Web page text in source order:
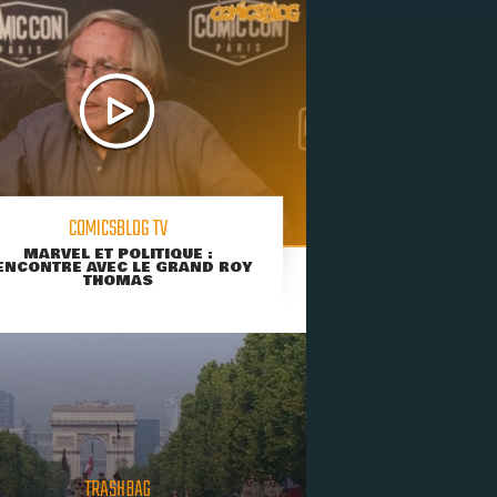
COMICSBLOG TV
MARVEL ET POLITIQUE :
AVEC LE GRAND ROY
THOMAS
TRASHBAG